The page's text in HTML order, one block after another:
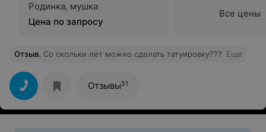
Родинка, мушка
Цена по запросу
Все цены
Отзыв. Со скольки лет можно сделать татуировку??? Еще
Отзывы51